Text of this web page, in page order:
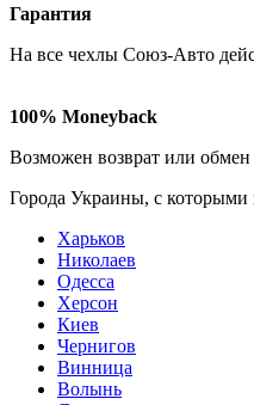
Гарантия
На все чехлы Союз-Авто
100% Moneyback
Возможен возврат или обмен
Города Украины, c которыми
Харьков
Николаев
Одесса
Херсон
Киев
Чернигов
Винница
Волынь